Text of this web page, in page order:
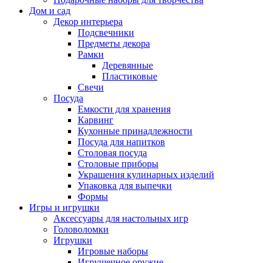
Дом и сад
Декор интерьера
Подсвечники
Предметы декора
Рамки
Деревянные
Пластиковые
Свечи
Посуда
Емкости для хранения
Карвинг
Кухонные принадлежности
Посуда для напитков
Столовая посуда
Столовые приборы
Украшения кулинарных изделий
Упаковка для выпечки
Формы
Игры и игрушки
Аксессуары для настольных игр
Головоломки
Игрушки
Игровые наборы